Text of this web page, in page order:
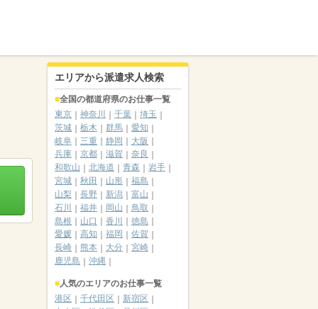
エリアから派遣求人検索
全国の都道府県のお仕事一覧
東京
神奈川 千葉
埼玉
茨城
栃木 群馬
愛知
岐阜
三重 静岡
大阪
兵庫
京都 滋賀
奈良
和歌山
北海道 青森
岩手
宮城
秋田 山形
福島
山梨
長野 新潟
富山
石川
福井 岡山
鳥取
島根
山口 香川
徳島
愛媛
高知 福岡
佐賀
長崎
熊本 大分
宮崎
鹿児島
沖縄
人気のエリアのお仕事一覧
港区
千代田区
新宿区